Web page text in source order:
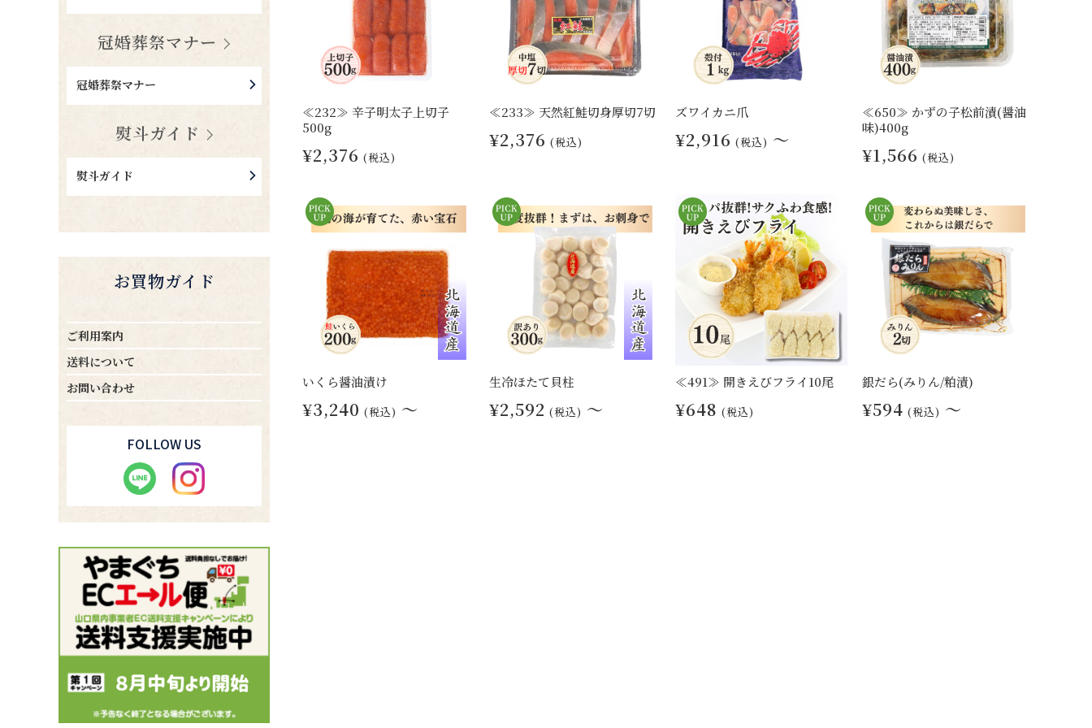
≪232≫ 辛子明太子上切子
500g
¥2,376 (税込)
≪233≫ 天然紅鮭切身厚切7切
¥2,376 (税込)
ズワイカニ爪
¥2,916 (税込) ～
≪650≫ かずの子松前漬(醤油
味)400g
¥1,566 (税込)
いくら醤油漬け
¥3,240 (税込) ～
生冷ほたて貝柱
¥2,592 (税込) ～
≪491≫ 開きえびフライ10尾
¥648 (税込)
銀だら(みりん/粕漬)
¥594 (税込) ～
冠婚葬祭マナー
冠婚葬祭マナー
熨斗ガイド
熨斗ガイド
お買物ガイド
ご利用案内
送料について
お問い合わせ
FOLLOW US